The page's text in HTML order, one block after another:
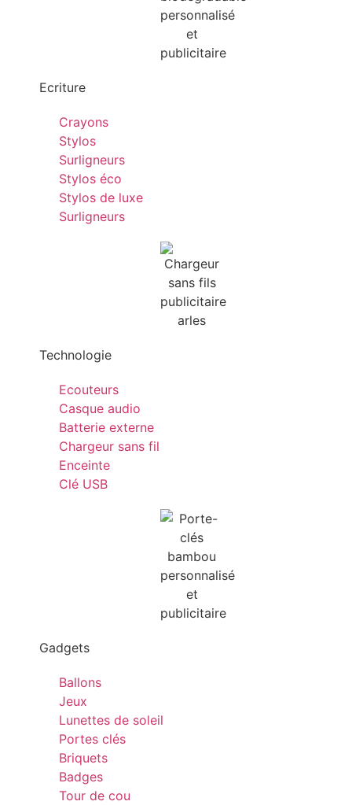
Ecriture
Crayons
Stylos
Surligneurs
Stylos éco
Stylos de luxe
Surligneurs
Technologie
Ecouteurs
Casque audio
Batterie externe
Chargeur sans fil
Enceinte
Clé USB
Gadgets
Ballons
Jeux
Lunettes de soleil
Portes clés
Briquets
Badges
Tour de cou